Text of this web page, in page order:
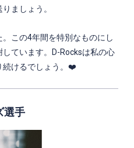
ましょう。
この4年間を特別なものにし
ています。D-Rocksは私の心
続けるでしょう。❤️
選手